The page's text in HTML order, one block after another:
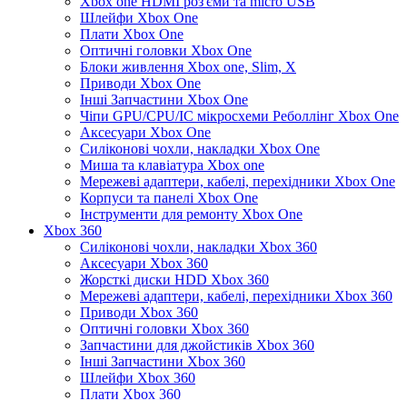
Шлейфи Xbox One
Плати Xbox One
Оптичні головки Xbox One
Блоки живлення Xbox one, Slim, X
Приводи Xbox One
Інші Запчастини Xbox One
Чіпи GPU/CPU/IC мікросхеми Реболлінг Xbox One
Аксесуари Xbox One
Силіконові чохли, накладки Xbox One
Миша та клавіатура Xbox one
Мережеві адаптери, кабелі, перехідники Xbox One
Корпуси та панелі Xbox One
Інструменти для ремонту Xbox One
Xbox 360
Силіконові чохли, накладки Xbox 360
Аксесуари Xbox 360
Жорсткі диски HDD Xbox 360
Мережеві адаптери, кабелі, перехідники Xbox 360
Приводи Xbox 360
Оптичні головки Xbox 360
Запчастини для джойстиків Xbox 360
Інші Запчастини Xbox 360
Шлейфи Xbox 360
Плати Xbox 360